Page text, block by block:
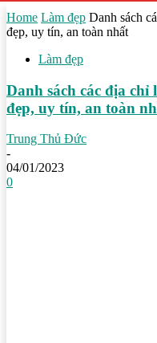
Home Làm đẹp Danh sách
đẹp, uy tín, an toàn nhất
Làm đẹp
Danh sách các địa
đẹp, uy tín, an toàn
Trung Thủ Đức
-
04/01/2023
0